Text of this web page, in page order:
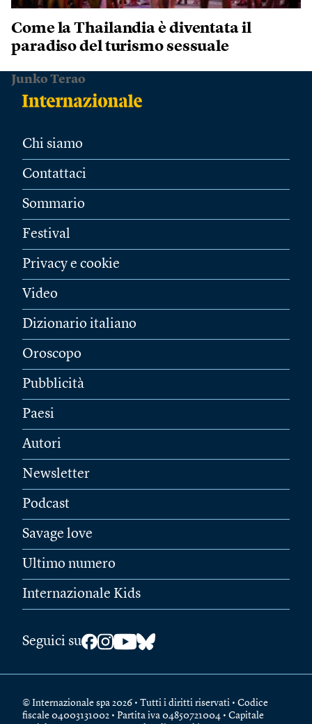
Come la Thailandia è diventata il
paradiso del turismo sessuale
Junko Terao
Chi siamo
Contattaci
Sommario
Festival
Privacy e cookie
Video
Dizionario italiano
Oroscopo
Pubblicità
Paesi
Autori
Newsletter
Podcast
Savage love
Ultimo numero
Internazionale Kids
Seguici su
© Internazionale spa 2026 • Tutti i diritti riservati • Codice
fiscale 04003131002 • Partita iva 04850721004 • Capitale